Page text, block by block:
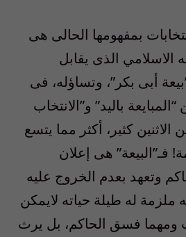
بمفهومها الحالى هى
الذى يقابل
أبى بكر”، وتساؤله، فى
باليد” و”الانتخاب
الاثنين كثير، أكثر مما يتسع
فـ”البيعة” هى إعلان
وتعهد بعدم الخروج عليه
ملزمة له طيلة حياته لايمكن
ومهما فسق الحاكم، بل يرث